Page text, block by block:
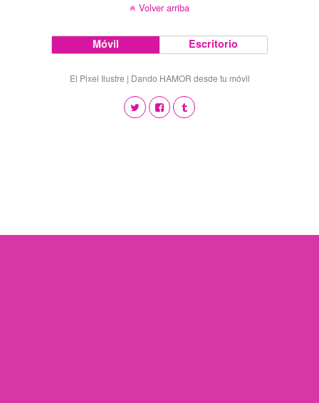
Volver arriba
Móvil Escritorio
El Pixel Ilustre | Dando HAMOR desde tu móvil